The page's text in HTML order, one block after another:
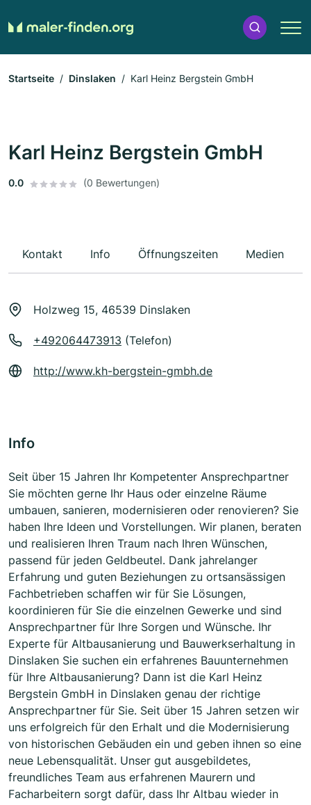
Startseite Dinslaken Karl Heinz Bergstein GmbH
Karl Heinz Bergstein GmbH
0.0 (0 Bewertungen)
Kontakt Info Öffnungszeiten Medien
Holzweg 15, 46539 Dinslaken
+492064473913 (Telefon)
http://www.kh-bergstein-gmbh.de
Info
Seit über 15 Jahren Ihr Kompetenter Ansprechpartner
Sie möchten gerne Ihr Haus oder einzelne Räume
umbauen, sanieren, modernisieren oder renovieren? Sie
haben Ihre Ideen und Vorstellungen. Wir planen, beraten
und realisieren Ihren Traum nach Ihren Wünschen,
passend für jeden Geldbeutel. Dank jahrelanger
Erfahrung und guten Beziehungen zu ortsansässigen
Fachbetrieben schaffen wir für Sie Lösungen,
koordinieren für Sie die einzelnen Gewerke und sind
Ansprechpartner für Ihre Sorgen und Wünsche. Ihr
Experte für Altbausanierung und Bauwerkserhaltung in
Dinslaken Sie suchen ein erfahrenes Bauunternehmen
für Ihre Altbausanierung? Dann ist die Karl Heinz
Bergstein GmbH in Dinslaken genau der richtige
Ansprechpartner für Sie. Seit über 15 Jahren setzen wir
uns erfolgreich für den Erhalt und die Modernisierung
von historischen Gebäuden ein und geben ihnen so eine
neue Lebensqualität. Unser gut ausgebildetes,
freundliches Team aus erfahrenen Maurern und
Facharbeitern sorgt dafür, dass Ihr Altbau wieder in